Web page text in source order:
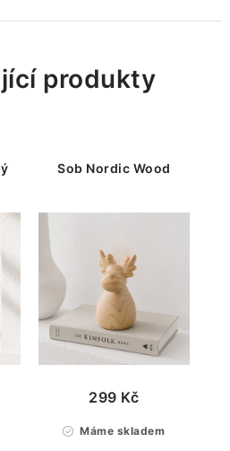
produkty
Sob Nordic Wood
Máme skladem
299 Kč